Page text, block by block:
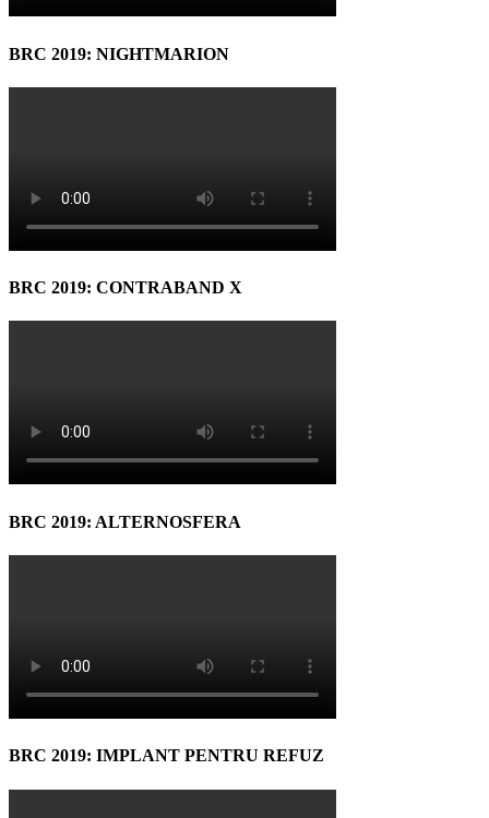
BRC 2019: NIGHTMARION
BRC 2019: CONTRABAND X
BRC 2019: ALTERNOSFERA
BRC 2019: IMPLANT PENTRU REFUZ